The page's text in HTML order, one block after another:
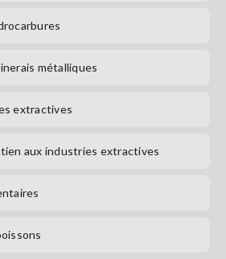
métalliques
extractives
aux industries extractives